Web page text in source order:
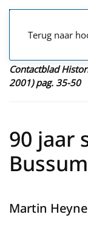
Terug naar
Contactblad
2001) pag. 35-50
90 jaar
Bussum
Martin Heyne